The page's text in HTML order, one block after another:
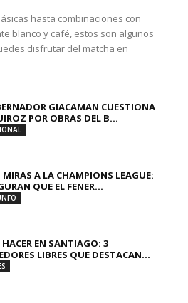
hasta combinaciones con
blanco y café, estos son algunos
disfrutar del matcha en
GIACAMAN CUESTIONA
POR OBRAS DEL B...
MIRAS A LA CHAMPIONS LEAGUE:
QUE EL FENER...
HACER EN SANTIAGO: 3
LIBRES QUE DESTACAN...